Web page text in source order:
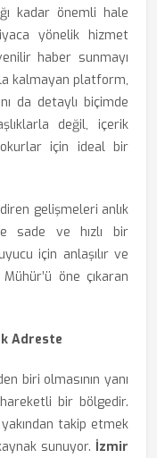
kadar önemli hale
yönelik hizmet
haber sunmayı
kalmayan platform,
da detaylı biçimde
değil, içerik
için ideal bir
gelişmeleri anlık
sade ve hızlı bir
için anlaşılır ve
öne çıkaran
Adreste
biri olmasının yanı
bir bölgedir.
takip etmek
sunuyor. İzmir